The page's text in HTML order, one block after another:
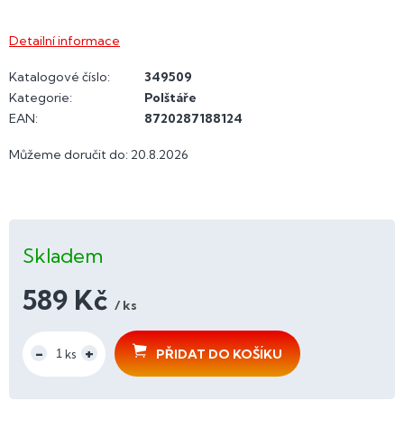
Můžeme doručit do: 20.8.2026
Skladem
589 Kč / ks
cena:
PŘIDAT DO KOŠÍKU
Detailní informace
Katalogové číslo:
349509
Kategorie:
Polštáře
EAN: 8720287188124